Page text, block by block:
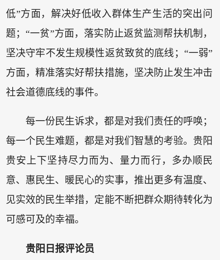
低”方面，解决好低收入群体生产生活的突出问
题；“一贫”方面，落实防止返贫监测帮扶机制，
坚决守牢不发生规模性返贫致贫的底线；“一弱”
方面，精准落实好帮扶措施，坚决防止发生冲击
社会道德底线的事件。
每一份民生诉求，都是对我们责任的呼唤；
每一个民生难题，都是对我们智慧的考验。贵阳
贵安上下坚持尽力而为、量力而行，多办顺民
意、惠民生、暖民心的实事，推出更多有温度、
见实效的民生举措，定能不断把群众期待转化为
可感可及的幸福。
贵阳日报评论员